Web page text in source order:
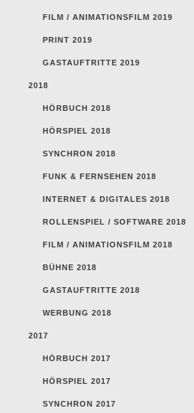
FILM / ANIMATIONSFILM 2019
PRINT 2019
GASTAUFTRITTE 2019
2018
HÖRBUCH 2018
HÖRSPIEL 2018
SYNCHRON 2018
FUNK & FERNSEHEN 2018
INTERNET & DIGITALES 2018
ROLLENSPIEL / SOFTWARE 2018
FILM / ANIMATIONSFILM 2018
BÜHNE 2018
GASTAUFTRITTE 2018
WERBUNG 2018
2017
HÖRBUCH 2017
HÖRSPIEL 2017
SYNCHRON 2017